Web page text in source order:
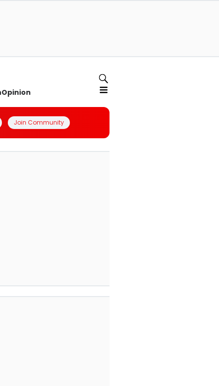
Opinion
Join Community